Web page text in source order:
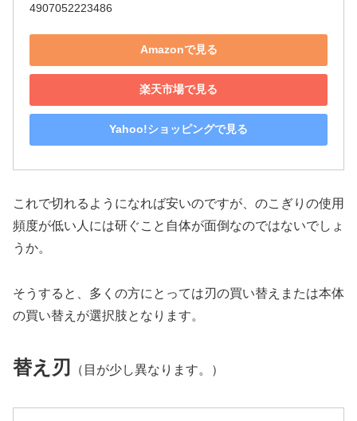
4907052223486
Amazonで見る
楽天市場で見る
Yahoo!ショッピングで見る
これで切れるようになれば安いのですが、のこぎりの使用
頻度が低い人には研ぐこと自体が面倒なのではないでしょ
うか。
そうすると、多くの方にとっては刃の買い替えまたは本体
の買い替えが選択肢となります。
替え刃 （目が少し異なります。）